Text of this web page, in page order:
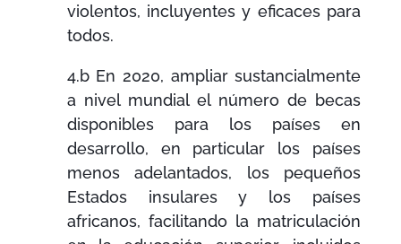
violentos, incluyentes y eficaces para
todos.
4.b En 2020, ampliar sustancialmente
a nivel mundial el número de becas
disponibles para los países en
desarrollo, en particular los países
menos adelantados, los pequeños
Estados insulares y los países
africanos, facilitando la matriculación